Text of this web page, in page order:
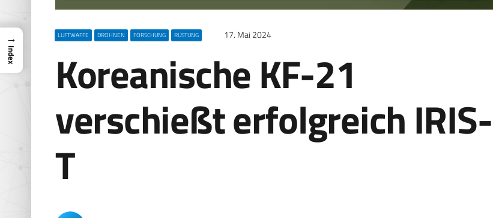
LUFTWAFFE DROHNEN FORSCHUNG RÜSTUNG 17. Mai 2024
Koreanische KF-21
verschießt erfolgreich IRIS-
T
→
Index